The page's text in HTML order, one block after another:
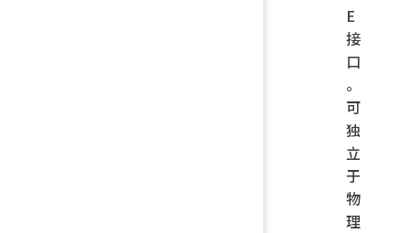
E
接
口
。
可
独
立
于
物
理